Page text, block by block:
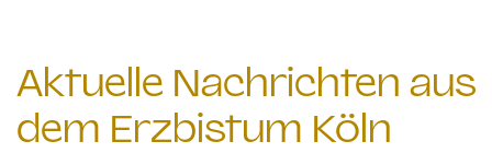
Aktuelle Nachrichten aus
dem Erzbistum Köln